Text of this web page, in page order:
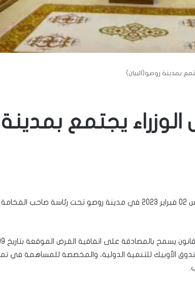
بمدينة روصو(البيان)
الوزراء يجتمع بمدينة
المتابع: اجتمع مجلس الوزراء يوم الخميس 02 فبراير 2023 في مدينة روصو تحت
الأوبيك للتنمية الدولية، والمخصصة للمساهمة في